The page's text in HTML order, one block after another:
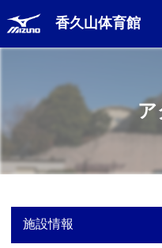
香久山体育館
ア
施設情報